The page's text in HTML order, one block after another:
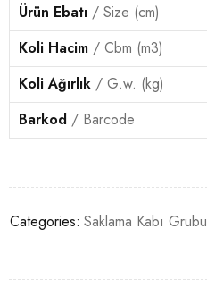
Ürün Ebatı / Size (cm)
Koli Hacim / Cbm (m3)
Koli Ağırlık / G.w. (kg)
Barkod / Barcode
Categories: Saklama Kabı Grubu